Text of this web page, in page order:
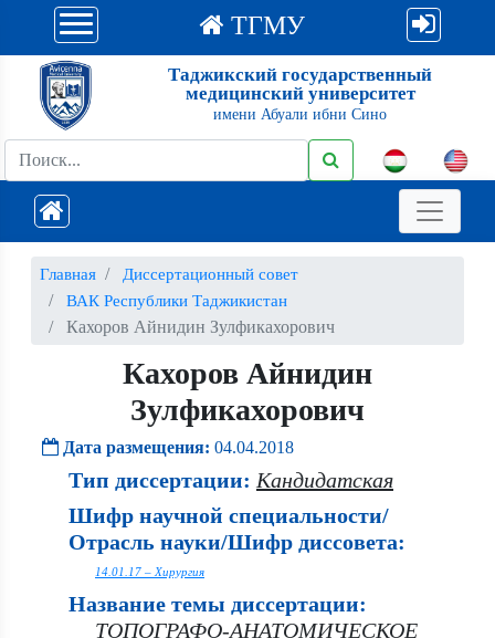
ТГМУ
Таджикский государственный
медицинский университет
имени Абуали ибни Сино
Главная
Диссертационный совет
ВАК Республики Таджикистан
Кахоров Айнидин Зулфикахорович
Кахоров Айнидин
Зулфикахорович
Дата размещения: 04.04.2018
Тип диссертации: Кандидатская
Шифр научной специальности/
Отрасль науки/Шифр диссовета:
14.01.17 – Хирургия
Название темы диссертации:
ТОПОГРАФО-АНАТОМИЧЕСКОЕ